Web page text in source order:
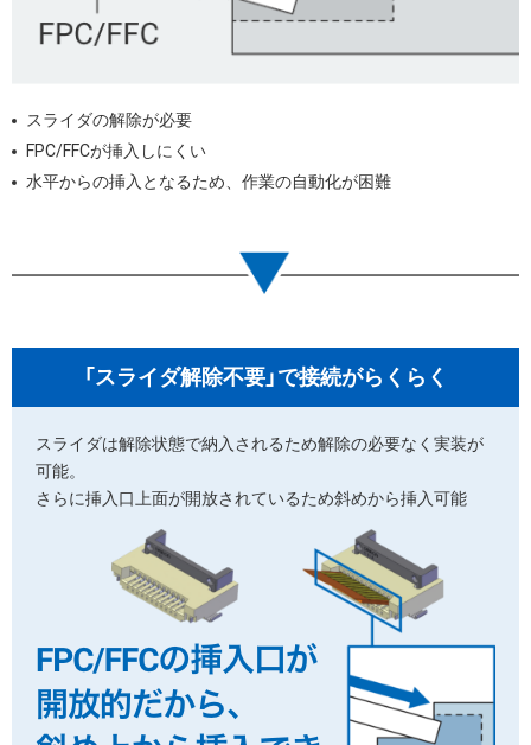
スライダの解除が必要
FPC/FFCが挿入しにくい
水平からの挿入となるため、作業の自動化が困難
「スライダ解除不要」で接続がらくらく
スライダは解除状態で納入されるため解除の必要なく実装が
可能。
さらに挿入口上面が開放されているため斜めから挿入可能